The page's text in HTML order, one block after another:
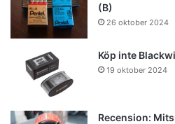
(B)
26 oktober 2024
Köp inte
19 oktober 2024
Recension: